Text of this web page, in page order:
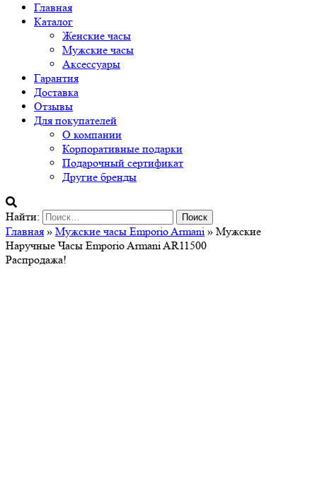
Главная
Каталог
Женские часы
Мужские часы
Аксессуары
Гарантия
Доставка
Отзывы
Для покупателей
О компании
Корпоративные подарки
Подарочный сертификат
Другие бренды
Найти:
Главная » Мужские часы Emporio Armani » Мужские
Наручные Часы Emporio Armani AR11500
Распродажа!